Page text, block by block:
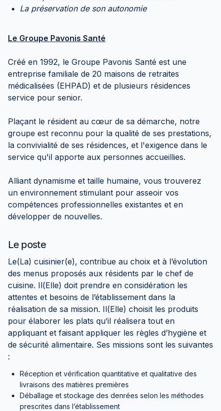
La préservation de son autonomie
Le Groupe Pavonis Santé
Créé en 1992, le Groupe Pavonis Santé est une
entreprise familiale de 20 maisons de retraites
médicalisées (EHPAD) et de plusieurs résidences
service pour senior.
Plaçant le résident au cœur de sa démarche, notre
groupe est reconnu pour la qualité de ses prestations,
la convivialité de ses résidences, et l'exigence dans le
service qu'il apporte aux personnes accueillies.
Alliant dynamisme et taille humaine, vous trouverez
un environnement stimulant pour asseoir vos
compétences professionnelles existantes et en
développer de nouvelles.
Le poste
Le(La) cuisinier(e), contribue au choix et à l’évolution
des menus proposés aux résidents par le chef de
cuisine. Il(Elle) doit prendre en considération les
attentes et besoins de l’établissement dans la
réalisation de sa mission. Il(Elle) choisit les produits
pour élaborer les plats qu’il réalisera tout en
appliquant et faisant appliquer les règles d’hygiène et
de sécurité alimentaire. Ses missions sont les suivantes
:
Réception et vérification quantitative et qualitative des
livraisons des matières premières
Déballage et stockage des denrées selon les méthodes
prescrites dans l’établissement